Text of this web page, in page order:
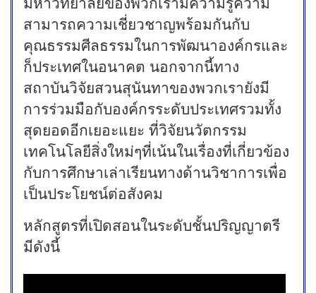
สามารถความเชี่ยวชาญพร้อมกันกับ
คุณธรรมศีลธรรมในการพัฒนาองค์กรและ
ก็ประเทศในอนาคต นอกจากนี้ทาง
สถาบันวิจัยสวนสุนันทาของพวกเรายังมี
การร่วมมือกับองค์กรระดับประเทศรวมทั้ง
สุดยอดอีกเยอะแยะ ที่วิจัยนวัตกรรม
เทคโนโลยีสิ่งใหม่ๆที่เน้นในเรื่องที่เกี่ยวข้อง
กับการศึกษาเล่าเรียนทางด้านวิชาการเพื่อ
เป็นประโยชน์ต่อสังคม
หลักสูตรที่เปิดสอนในระดับชั้นปริญญาตรี
มีดังนี้